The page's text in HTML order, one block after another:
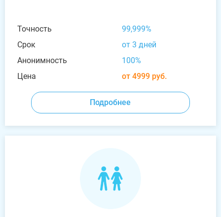
Точность
99,999%
Срок
от 3 дней
Анонимность
100%
Цена
от 4999 руб.
Подробнее